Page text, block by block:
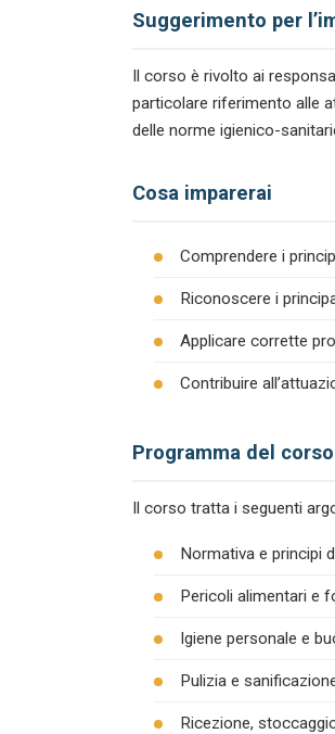
Suggerimento per
Il corso è rivolto ai
particolare riferimento alle
delle norme igienico-
Cosa imparerai
Comprendere i
Riconoscere i
Applicare corrette
Contribuire
Programma del corso
Il corso tratta i seguenti
Normativa e principi
Pericoli alimentari e
Igiene personale e
Pulizia e
Ricezione,